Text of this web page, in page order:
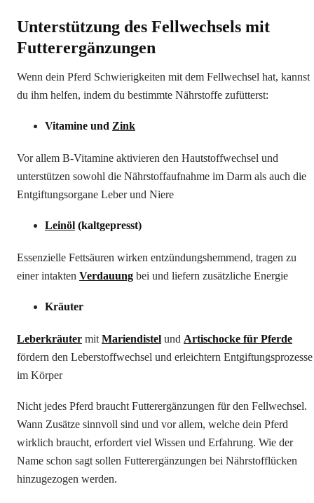
Unterstützung des Fellwechsels mit
Futterergänzungen
Wenn dein Pferd Schwierigkeiten mit dem Fellwechsel hat, kannst
du ihm helfen, indem du bestimmte Nährstoffe zufütterst:
Vitamine und Zink
Vor allem B-Vitamine aktivieren den Hautstoffwechsel und
unterstützen sowohl die Nährstoffaufnahme im Darm als auch die
Entgiftungsorgane Leber und Niere
Leinöl (kaltgepresst)
Essenzielle Fettsäuren wirken entzündungshemmend, tragen zu
einer intakten Verdauung bei und liefern zusätzliche Energie
Kräuter
Leberkräuter mit Mariendistel und Artischocke für Pferde
fördern den Leberstoffwechsel und erleichtern Entgiftungsprozesse
im Körper
Nicht jedes Pferd braucht Futterergänzungen für den Fellwechsel.
Wann Zusätze sinnvoll sind und vor allem, welche dein Pferd
wirklich braucht, erfordert viel Wissen und Erfahrung. Wie der
Name schon sagt sollen Futterergänzungen bei Nährstofflücken
hinzugezogen werden.